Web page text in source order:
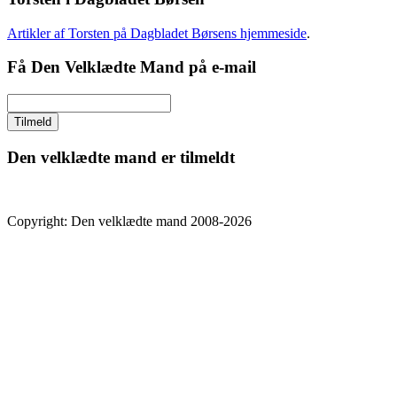
Artikler af Torsten på Dagbladet Børsens hjemmeside.
Få Den Velklædte Mand på e-mail
Den velklædte mand er tilmeldt
Copyright: Den velklædte mand 2008-2026